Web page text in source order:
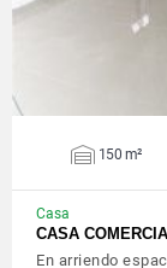
150 m²
Casa
CASA
En arriendo